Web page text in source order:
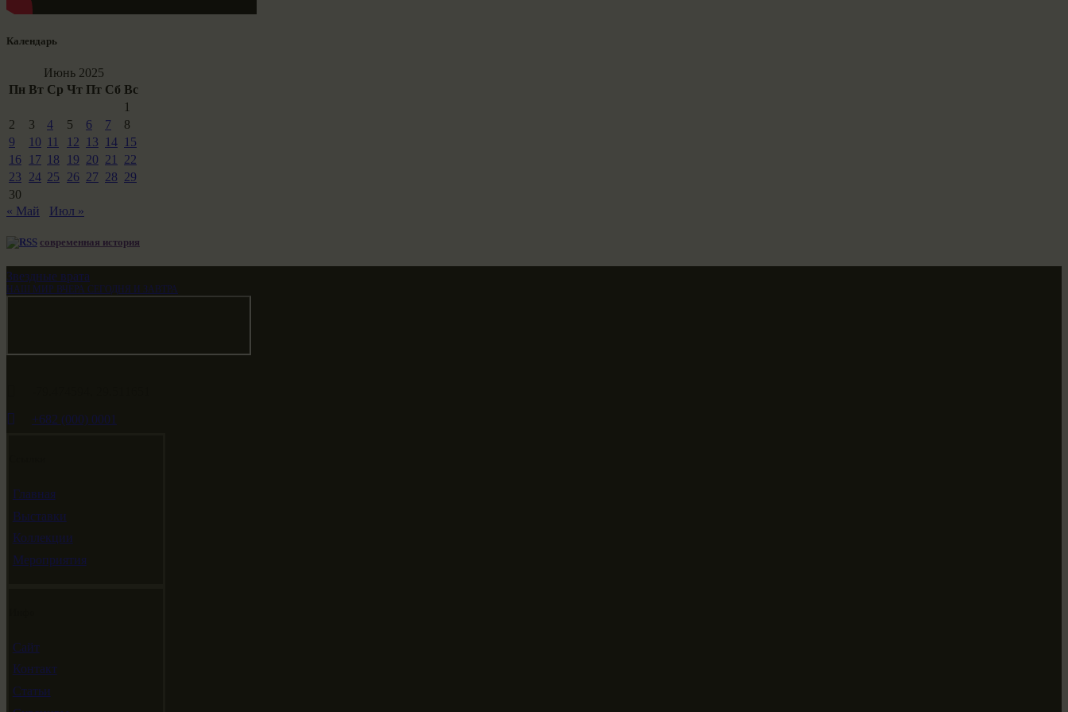
Календарь
Июнь 2025
Пн Вт Ср Чт Пт Сб Вс
1
2
3 4 5 6 7
8
9
10 11 12 13 14 15
16
17 18 19 20 21
22
23
24 25 26 27 28 29
30
« Май
Июл »
современная история
Звездные врата
НАШ МИР ВЧЕРА СЕГОДНЯ И ЗАВТРА
+682 (000) 0001
Главная
Выставки
Коллекции
Мероприятия
Сайт
Контакт
Статьи